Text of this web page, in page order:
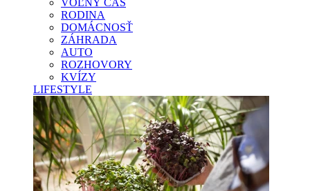
VOĽNÝ ČAS
RODINA
DOMÁCNOSŤ
ZÁHRADA
AUTO
ROZHOVORY
KVÍZY
LIFESTYLE